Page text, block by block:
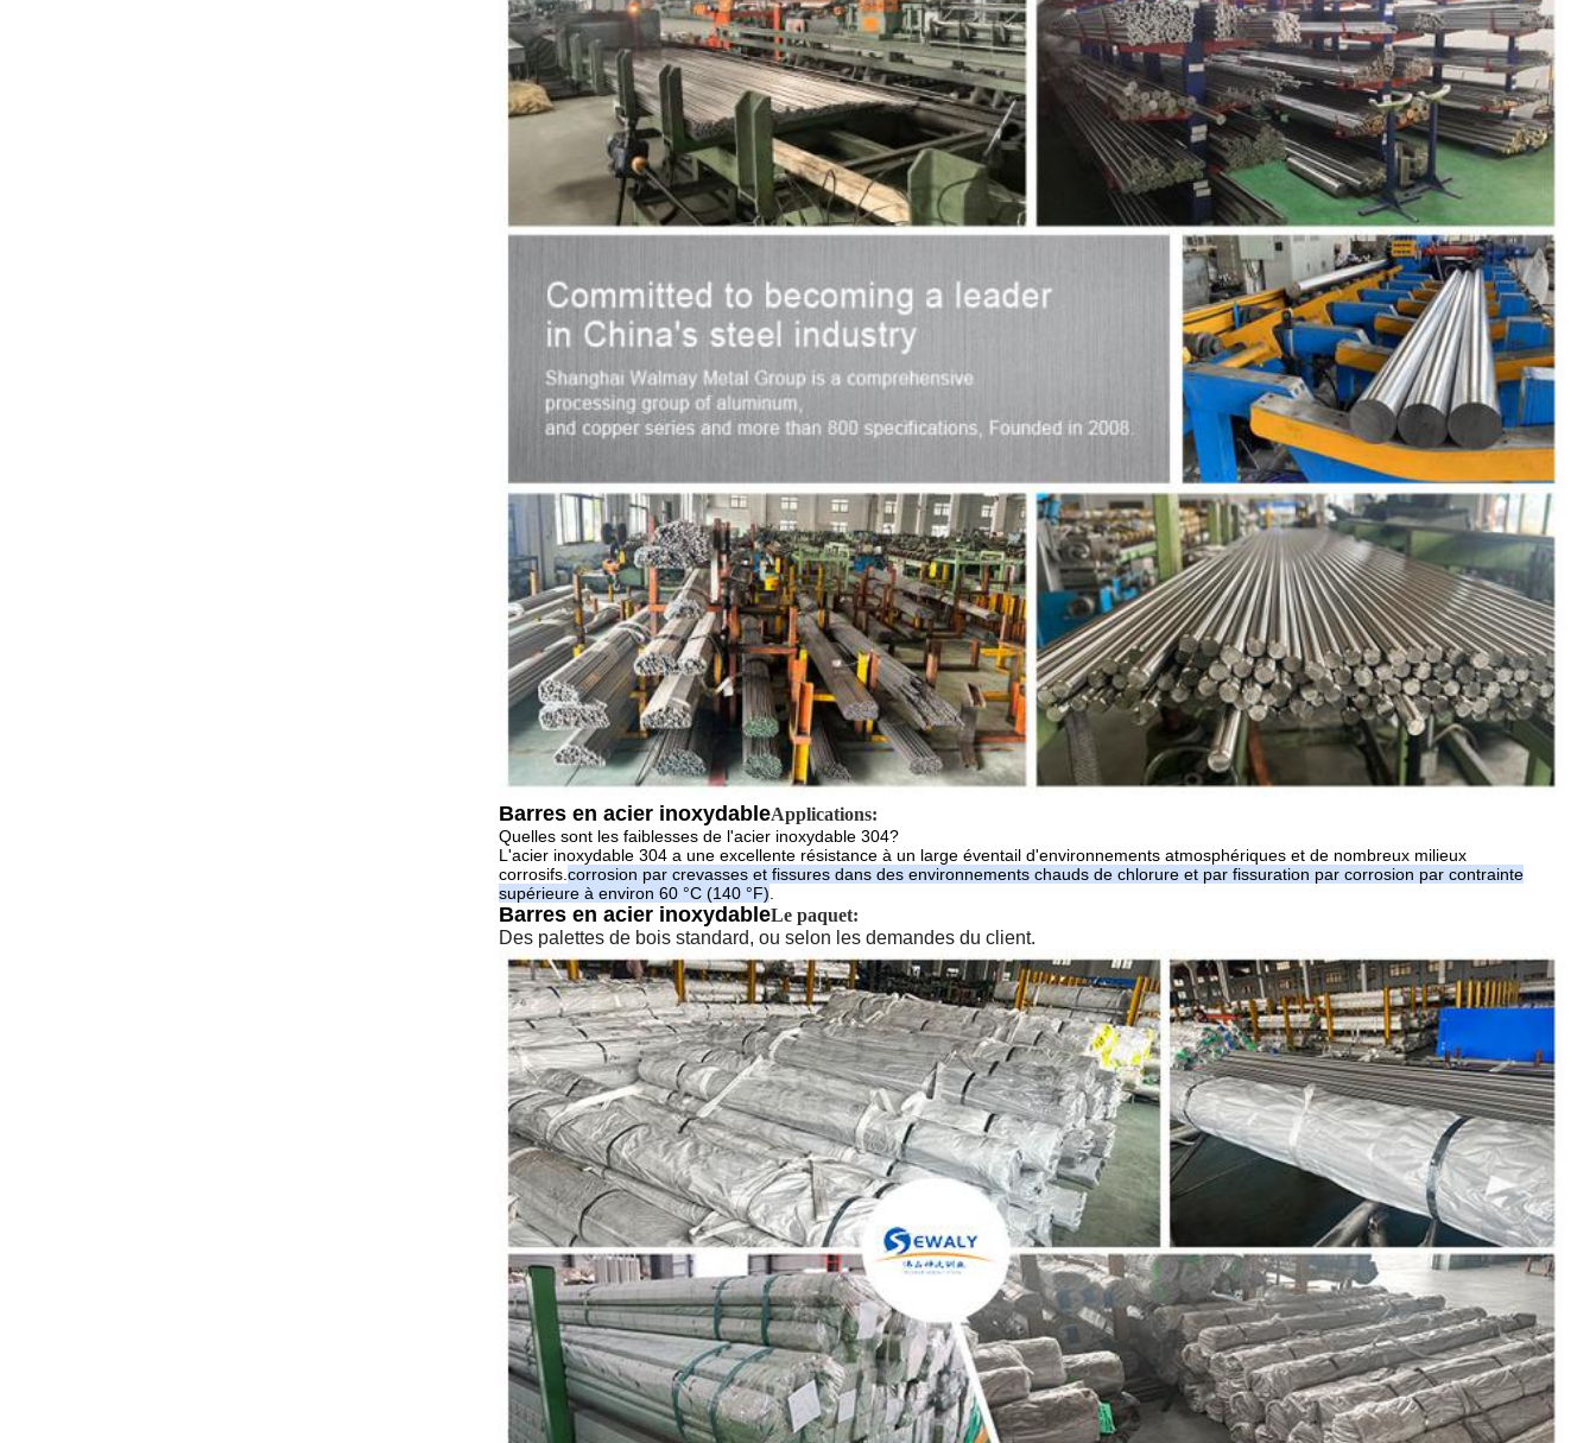
Barres en acier inoxydableApplications:
Quelles sont les faiblesses de l'acier inoxydable 304?
L'acier inoxydable 304 a une excellente résistance à un large éventail d'environnements atmosphériques et de nombreux milieux
corrosifs. corrosion par crevasses et fissures dans des environnements chauds de chlorure et par fissuration par corrosion par contrainte
supérieure à environ 60 °C (140 °F)
Barres en acier inoxydableLe paquet:
Des palettes de bois standard, ou selon les demandes du client.